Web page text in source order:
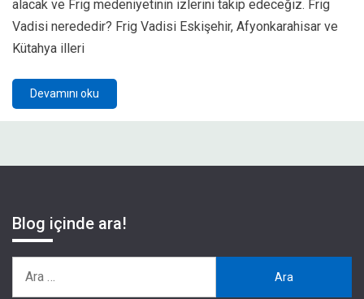
alacak ve Frig medeniyetinin izlerini takip edeceğiz. Frig
Vadisi nerededir? Frig Vadisi Eskişehir, Afyonkarahisar ve
Kütahya illeri
Devamını oku
Blog içinde ara!